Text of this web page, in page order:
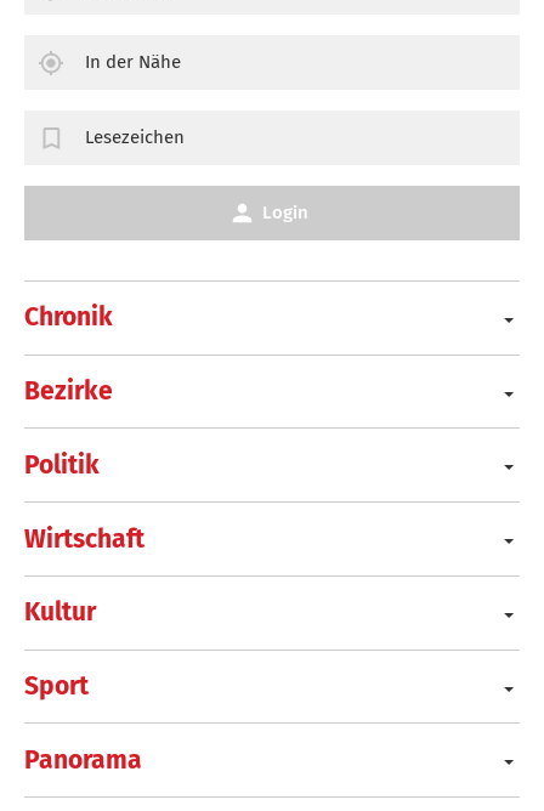
Chronik
Bezirke
Politik
Wirtschaft
Kultur
Sport
Panorama
In der Nähe
Lesezeichen
Login